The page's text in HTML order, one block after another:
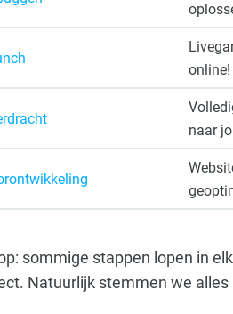
online!
naar
sommige stappen lopen in
Natuurlijk stemmen we